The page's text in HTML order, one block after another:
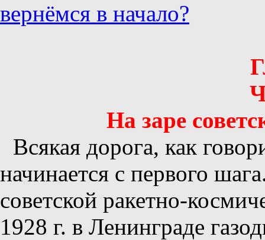
вернёмся в начало?
На заре
Всякая дорога, как
начинается с первого
советской ракетно-
1928 г. в Ленинграде